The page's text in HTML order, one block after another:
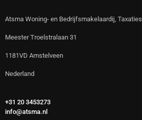
Atsma Woning- en Bedrijfsmakelaardij,
Meester Troelstralaan 31
1181VD Amstelveen
Nederland
+31 20 3453273
info@atsma.nl